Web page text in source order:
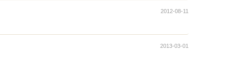
2012-08-11
2013-03-01